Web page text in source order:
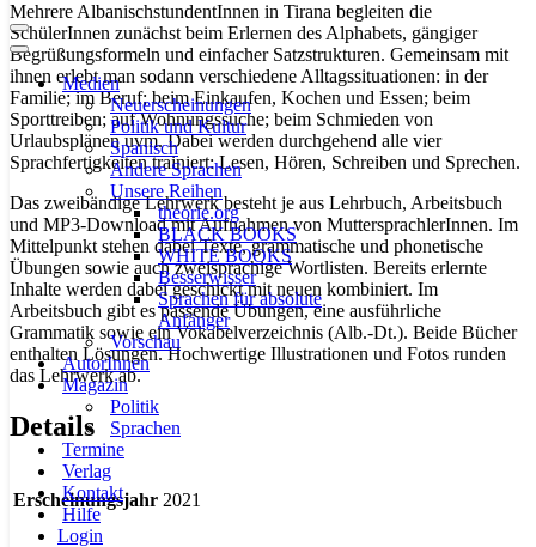
Navigationsmenü
Navigationsmenü
Medien
Neuerscheinungen
Politik und Kultur
Spanisch
Andere Sprachen
Unsere Reihen
theorie.org
BLACK BOOKS
WHITE BOOKS
Besserwisser
Sprachen für absolute
Anfänger
Vorschau
AutorInnen
Magazin
Politik
Sprachen
Termine
Verlag
Kontakt
Hilfe
Login
Mehrere AlbanischstundentInnen in Tirana begleiten die
SchülerInnen zunächst beim Erlernen des Alphabets, gängiger
Begrüßungsformeln und einfacher Satzstrukturen. Gemeinsam mit
ihnen erlebt man sodann verschiedene Alltagssituationen: in der
Familie; im Beruf; beim Einkaufen, Kochen und Essen; beim
Sporttreiben; auf Wohnungssuche; beim Schmieden von
Urlaubsplänen uvm. Dabei werden durchgehend alle vier
Sprachfertigkeiten trainiert: Lesen, Hören, Schreiben und Sprechen.
Das zweibändige Lehrwerk besteht je aus Lehrbuch, Arbeitsbuch
und MP3-Download mit Aufnahmen von MuttersprachlerInnen. Im
Mittelpunkt stehen dabei Texte, grammatische und phonetische
Übungen sowie auch zweisprachige Wortlisten. Bereits erlernte
Inhalte werden dabei geschickt mit neuen kombiniert. Im
Arbeitsbuch gibt es passende Übungen, eine ausführliche
Grammatik sowie ein Vokabelverzeichnis (Alb.-Dt.). Beide Bücher
enthalten Lösungen. Hochwertige Illustrationen und Fotos runden
das Lehrwerk ab.
Details
Erscheinungsjahr 2021